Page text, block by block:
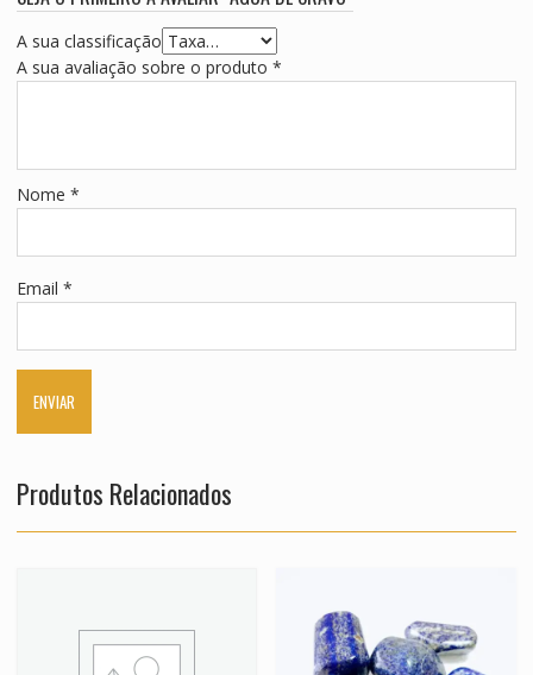
A sua classificação
A sua avaliação sobre o produto *
Nome *
Email *
Produtos Relacionados